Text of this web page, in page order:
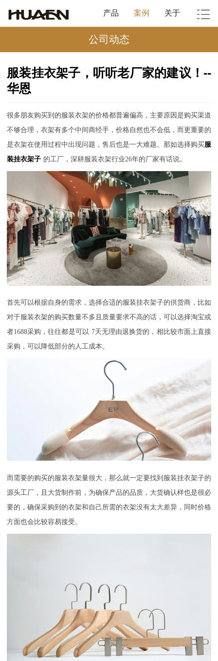
产品 案例 关于
公司动态
服装挂衣架子，听听老厂家的建议！--
华恩
很多朋友购买到的服装衣架的价格都普遍偏高，主要原因是购买渠道
不够合理，衣架有多个中间商经手，价格自然也不会低，而更重要的
是衣架在使用过程中出现问题，售后也是一大难题。那如选择购买服
装挂衣架子 的工厂，深耕服装衣架行业26年的厂家有话说。
首先可以根据自身的需求，选择合适的服装挂衣架子的供货商，比如
对于服装衣架的购买数量不多且质量要求不高的话，可以选择淘宝或
者1688采购，往往都是可以 7天无理由退换货的，相比较市面上直接
采购，可以降低部分的人工成本。
而需要的购买的服装衣架量很大，那么就一定要找到服装挂衣架子的
源头工厂，且大货制作前，为确保产品的品质，大货确认样也是很必
要的，确保采购到的衣架和自己所需的衣架没有太大差异，同时价格
方面也会比较容易接受。